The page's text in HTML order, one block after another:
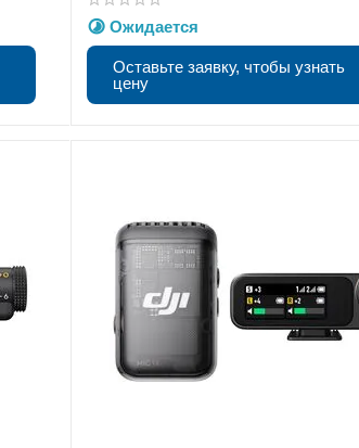
Ожидается
Оставьте заявку, чтобы узнать
цену